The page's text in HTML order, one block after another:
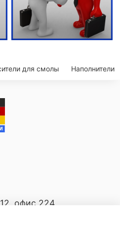
для смолы Наполнители
офис 224